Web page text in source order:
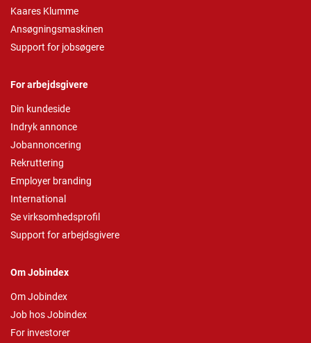
Kaares Klumme
Ansøgningsmaskinen
Support for jobsøgere
For arbejdsgivere
Din kundeside
Indryk annonce
Jobannoncering
Rekruttering
Employer branding
International
Se virksomhedsprofil
Support for arbejdsgivere
Om Jobindex
Om Jobindex
Job hos Jobindex
For investorer